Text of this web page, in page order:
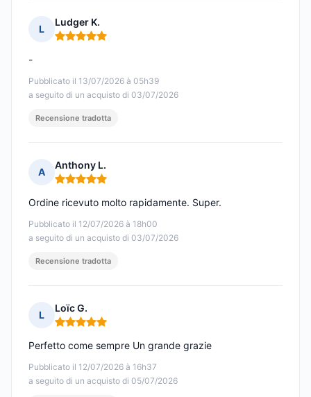
L
Ludger K.
Nota: 5 su 5
Pubblicato il 13/07/2026 à 05h39
a seguito di un acquisto di 03/07/2026
-
Recensione tradotta
A
Anthony L.
Nota: 5 su 5
Pubblicato il 12/07/2026 à 18h00
a seguito di un acquisto di 03/07/2026
Ordine ricevuto molto rapidamente. Super.
Recensione tradotta
L
Loïc G.
Nota: 5 su 5
Pubblicato il 12/07/2026 à 16h37
a seguito di un acquisto di 05/07/2026
Perfetto come sempre Un grande grazie